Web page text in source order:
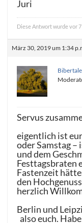
Juri
Diese Antwort wurde vor
März 30, 2019 um 1:34
Servus
eigentlich ist
oder Samstag –
und dem
Festtagsbraten
Fastenzeit
den
herzlich
Berlin und
also euch.